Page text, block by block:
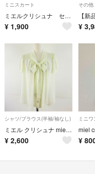
ミニスカート
ミエルクリシュナ セット売り ベージュとピンクのフレアスカート付きトップス
¥ 1,900
その他
¥
シャツ/ブラウス(半袖/袖なし)
ミエル クリシュナ miel crishunant シアーシャツ ブラウス 半袖
¥ 2,600
ミニ
¥